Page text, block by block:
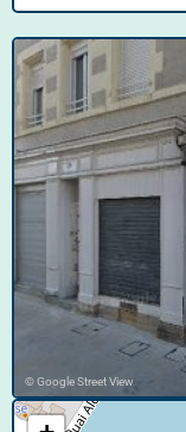
© Google Street View